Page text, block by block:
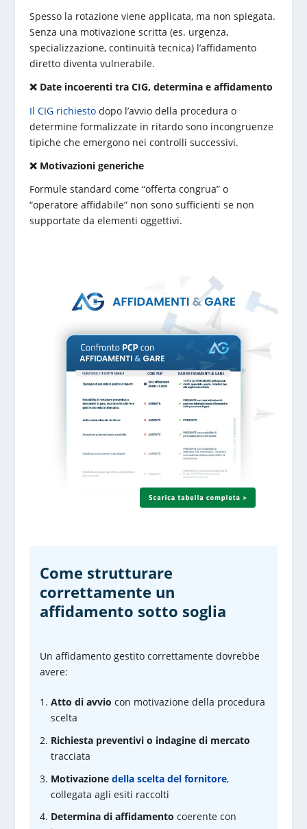
Spesso la rotazione viene applicata, ma non spiegata.
Senza una motivazione scritta (es. urgenza,
specializzazione, continuità tecnica) l’affidamento
diretto diventa vulnerabile.
❌ Date incoerenti tra CIG, determina e affidamento
Il CIG richiestodopo l’avvio della procedura o
determine formalizzate in ritardo sono incongruenze
tipiche che emergono nei controlli successivi.
❌ Motivazioni generiche
Formule standard come “offerta congrua” o
“operatore affidabile” non sono sufficienti se non
supportate da elementi oggettivi.
Come strutturare
correttamente un
affidamento sotto soglia
Un affidamento gestito correttamente dovrebbe
avere:
Atto di avvio con motivazione della procedura
scelta
Richiesta preventivi o indagine di mercato
tracciata
Motivazione della scelta del fornitore,
collegata agli esiti raccolti
Determina di affidamento coerente con